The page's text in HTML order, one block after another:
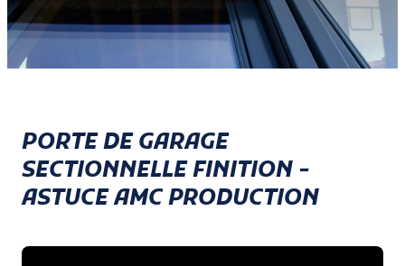
PORTE DE GARAGE
SECTIONNELLE FINITION -
ASTUCE AMC PRODUCTION